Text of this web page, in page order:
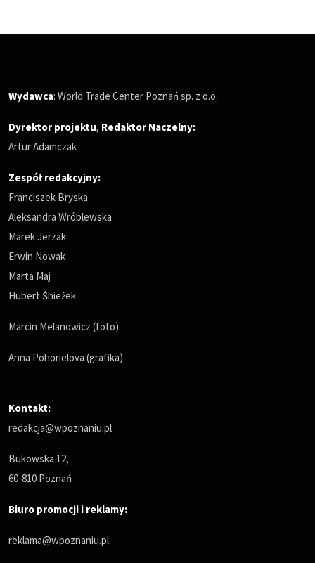
Wydawca: World Trade Center Poznań sp. z o.o.
Dyrektor projektu, Redaktor Naczelny:
Artur Adamczak
Zespół redakcyjny:
Franciszek Bryska
Aleksandra Wróblewska
Marek Jerzak
Erwin Nowak
Marta Maj
Hubert Śnieżek
Marcin Melanowicz (foto)
Anna Pohorielova (grafika)
Kontakt:
redakcja@wpoznaniu.pl
Bukowska 12,
60-810 Poznań
Biuro promocji i reklamy:
reklama@wpoznaniu.pl